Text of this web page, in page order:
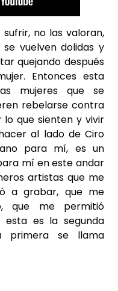
no las valoran,
vuelven dolidas y
quejando después
Entonces esta
mujeres que se
rebelarse contra
que sienten y vivir
al lado de Ciro
para mí, es un
mí en este andar
artistas que me
a grabar, que me
que me permitió
es la segunda
primera se llama